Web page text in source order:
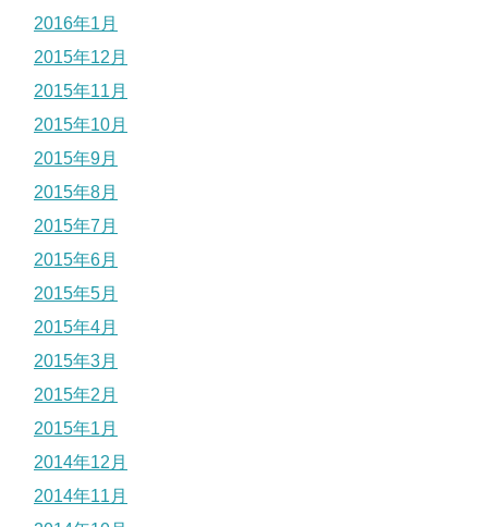
2016年1月
2015年12月
2015年11月
2015年10月
2015年9月
2015年8月
2015年7月
2015年6月
2015年5月
2015年4月
2015年3月
2015年2月
2015年1月
2014年12月
2014年11月